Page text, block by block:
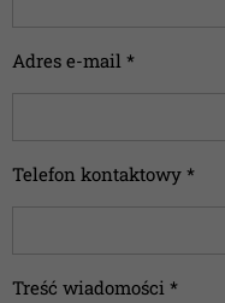
Adres e-mail *
Telefon kontaktowy *
Treść wiadomości *